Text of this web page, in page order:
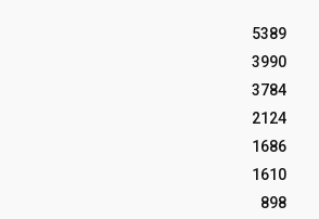
5389
3990
3784
2124
1686
1610
898